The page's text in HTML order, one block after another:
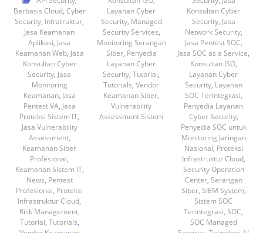
Berbasis Cloud, Cyber
Security, Infratruktur,
Jasa Keamanan
Aplikasi, Jasa
Keamanan Web, Jasa
Konsultan Cyber
Security, Jasa
Monitoring
Keamanan, Jasa
Pentest VA, Jasa
Proteksi Sistem IT,
Jasa Vulnerability
Assessment,
Keamanan Siber
Profesional,
Keamanan Sistem IT,
News, Pentest
Profesional, Proteksi
Infrastruktur Cloud,
Risk Management,
Tutorial, Tutorials,
Layanan Cyber
Security, Managed
Security Services,
Monitoring Serangan
Siber, Penyedia
Layanan Cyber
Security,Tutorial,
Tutorials,Vendor
Keamanan Siber,
Vulnerability
Assessment Sistem
Konsultan Cyber
Security, Jasa
Network Security,
Jasa Pentest SOC,
Jasa SOC as a Service,
Konsultan ISO,
Layanan Cyber
Security, Layanan
SOC Terintegrasi,
Penyedia Layanan
Cyber Security,
Penyedia SOC untuk
Monitoring Jaringan
Nasional, Proteksi
Infrastruktur Cloud,
Security Operation
Center, Serangan
Siber, SIEM System,
Sistem SOC
Terintegrasi,SOC,
SOC Managed